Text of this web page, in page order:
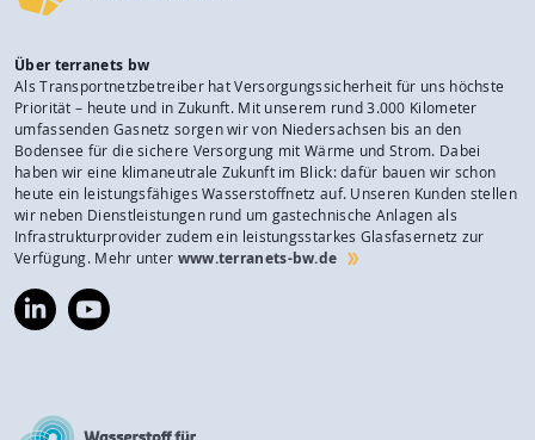
Über terranets bw
Als Transportnetzbetreiber hat Versorgungssicherheit für uns höchste
Priorität – heute und in Zukunft. Mit unserem rund 3.000 Kilometer
umfassenden Gasnetz sorgen wir von Niedersachsen bis an den
Bodensee für die sichere Versorgung mit Wärme und Strom. Dabei
haben wir eine klimaneutrale Zukunft im Blick: dafür bauen wir schon
heute ein leistungsfähiges Wasserstoffnetz auf. Unseren Kunden stellen
wir neben Dienstleistungen rund um gastechnische Anlagen als
Infrastrukturprovider zudem ein leistungsstarkes Glasfasernetz zur
Verfügung. Mehr unter www.terranets-bw.de
https://www.linkedin.com/company/terranets-
bw-
https://www.youtube.com/@terranetsbw